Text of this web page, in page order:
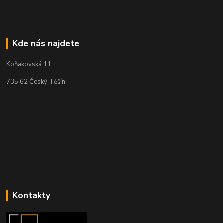
Kde nás najdete
Koňakovská 11
735 62 Český Těšín
Kontakty